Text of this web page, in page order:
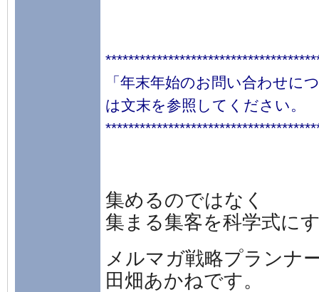
「年末年始のお問い合わせに
は文末を参照してください。
集めるのではなく
集まる集客を科学式に
メルマガ戦略プランナ
田畑あかねです。